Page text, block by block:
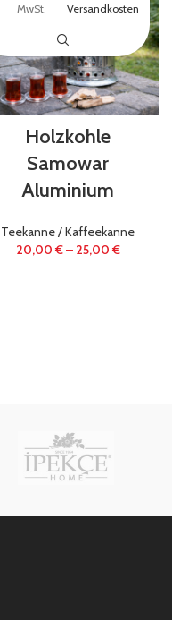
Holzkohle
Samowar
Aluminium
Teekanne / Kaffeekanne
20,00 €– 25,00 €
MwSt.
Versandkosten